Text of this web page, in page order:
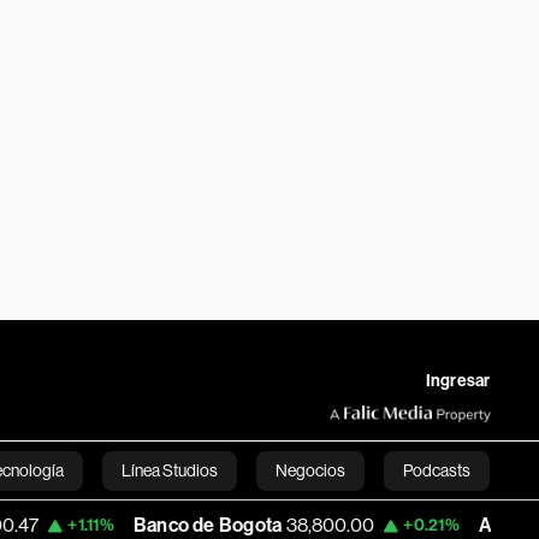
Ingresar
Línea Studios Negocios Podcasts
English
Banco de Bogota 38,800.00 +0.21% Apple 303.27